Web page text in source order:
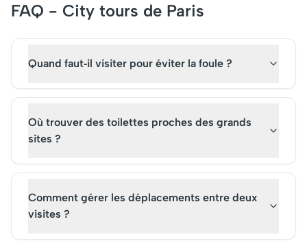
FAQ - City tours de Paris
Quand faut‑il visiter pour éviter la foule ?
Où trouver des toilettes proches des grands
sites ?
Comment gérer les déplacements entre deux
visites ?